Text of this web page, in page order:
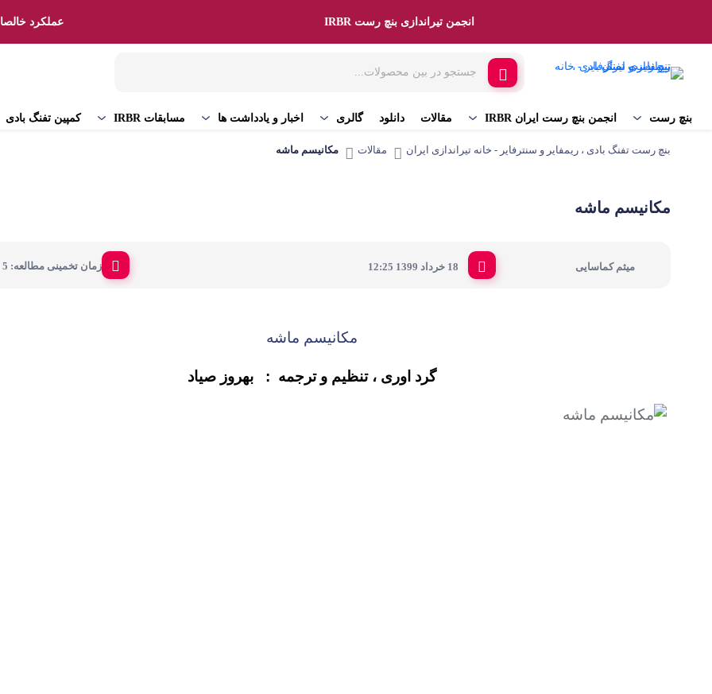
انجمن تیراندازی بنچ رست IRBR عملکرد
بنچ رست انجمن بنچ رست ایران IRBR مقالات دانلود گالری اخبار و یادداشت ها مسابقات IRBR کمپین تفنگ بادی
بنچ رست تفنگ بادی ، ریمفایر و سنترفایر - خانه تیراندازی ایران مقالات مکانیسم ماشه
مکانیسم ماشه
میثم کماسایی 18 خرداد 1399 12:25 زمان تخمینی مطالعه: 5 دقیقه
مکانیسم ماشه
گرد اوری ، تنظیم و ترجمه : بهروز صیاد